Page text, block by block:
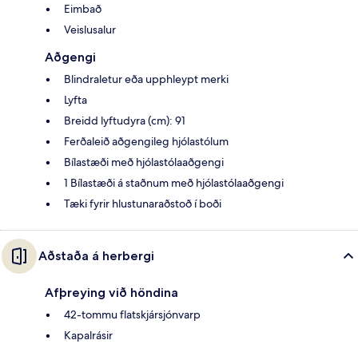
Eimbað
Veislusalur
Aðgengi
Blindraletur eða upphleypt merki
Lyfta
Breidd lyftudyra (cm): 91
Ferðaleið aðgengileg hjólastólum
Bílastæði með hjólastólaaðgengi
1 Bílastæði á staðnum með hjólastólaaðgengi
Tæki fyrir hlustunaraðstoð í boði
Aðstaða á herbergi
Afþreying við höndina
42-tommu flatskjársjónvarp
Kapalrásir